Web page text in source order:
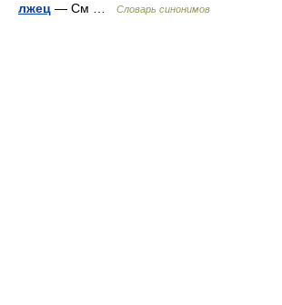
лжец — См … Словарь синонимов